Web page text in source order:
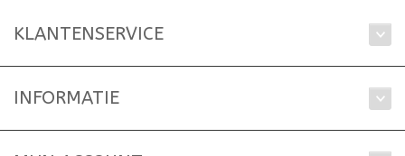
KLANTENSERVICE
INFORMATIE